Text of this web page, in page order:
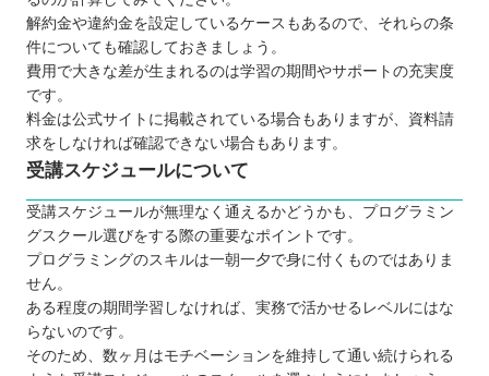
解約金や違約金を設定しているケースもあるので、それらの条
件についても確認しておきましょう。
費用で大きな差が生まれるのは学習の期間やサポートの充実度
です。
料金は公式サイトに掲載されている場合もありますが、資料請
求をしなければ確認できない場合もあります。
受講スケジュールについて
受講スケジュールが無理なく通えるかどうかも、プログラミン
グスクール選びをする際の重要なポイントです。
プログラミングのスキルは一朝一夕で身に付くものではありま
せん。
ある程度の期間学習しなければ、実務で活かせるレベルにはな
らないのです。
そのため、数ヶ月はモチベーションを維持して通い続けられる